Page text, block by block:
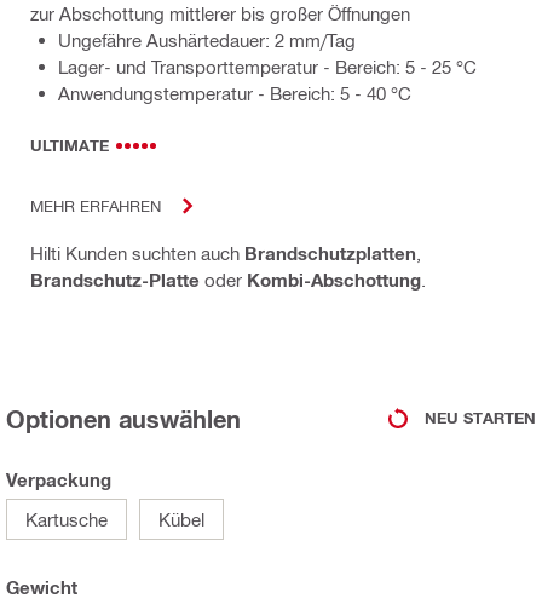
zur Abschottung mittlerer bis großer Öffnungen
Ungefähre Aushärtedauer: 2 mm/Tag
Lager- und Transporttemperatur - Bereich: 5 - 25 °C
Anwendungstemperatur - Bereich: 5 - 40 °C
ULTIMATE
MEHR ERFAHREN
Hilti Kunden suchten auch Brandschutzplatten
Brandschutz-Platte oder Kombi-Abschottung
Optionen auswählen NEU STARTEN
Verpackung
Kartusche
Kübel
Gewicht